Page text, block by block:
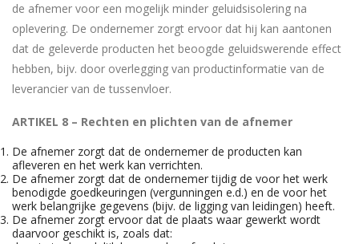
de afnemer voor een mogelijk minder geluidsisolering na
oplevering. De ondernemer zorgt ervoor dat hij kan aantonen
dat de geleverde producten het beoogde geluidswerende effect
hebben, bijv. door overlegging van productinformatie van de
leverancier van de tussenvloer.
ARTIKEL 8 – Rechten en plichten van de afnemer
De afnemer zorgt dat de ondernemer de producten kan
afleveren en het werk kan verrichten.
De afnemer zorgt dat de ondernemer tijdig de voor het werk
benodigde goedkeuringen (vergunningen e.d.) en de voor het
werk belangrijke gegevens (bijv. de ligging van leidingen) heeft.
De afnemer zorgt ervoor dat de plaats waar gewerkt wordt
daarvoor geschikt is, zoals dat: